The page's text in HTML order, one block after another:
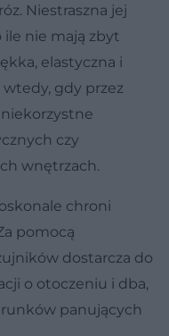
Niestraszna jej
ile nie mają zbyt
elastyczna i
gdy przez
czy
wnętrzach.
chroni
pomocą
dostarcza do
o otoczeniu i dba,
panujących